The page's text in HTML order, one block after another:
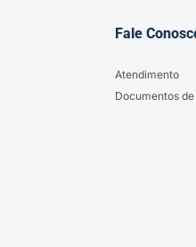
Fale
Atendimento
Documentos